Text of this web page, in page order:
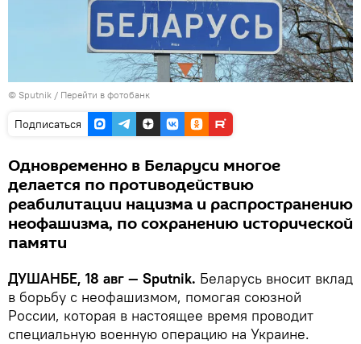
© Sputnik / Перейти в фотобанк
Подписаться
Одновременно в Беларуси многое
делается по противодействию
реабилитации нацизма и распространению
неофашизма, по сохранению исторической
памяти
ДУШАНБЕ, 18 авг — Sputnik. Беларусь вносит вклад
в борьбу с неофашизмом, помогая союзной
России, которая в настоящее время проводит
специальную военную операцию на Украине.